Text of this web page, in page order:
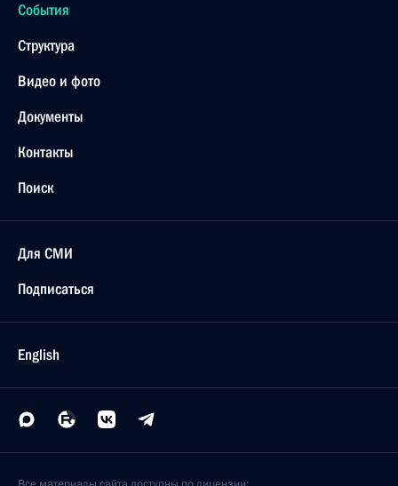
События
Структура
Видео и фото
Документы
Контакты
Поиск
Для СМИ
Подписаться
English